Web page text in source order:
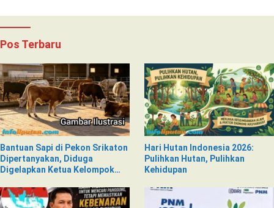
Pos Terbaru
Bantuan Sapi di Pekon Srikaton
Dipertanyakan, Diduga
Digelapkan Ketua Kelompok
Hari Hutan Indonesia 2026:
Pulihkan Hutan, Pulihkan
Kehidupan